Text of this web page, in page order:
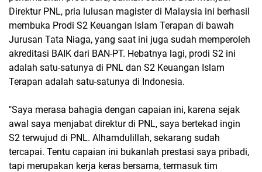
Direktur PNL, pria lulusan magister di Malaysia ini berhasil
membuka Prodi S2 Keuangan Islam Terapan di bawah
Jurusan Tata Niaga, yang saat ini juga sudah memperoleh
akreditasi BAIK dari BAN-PT. Hebatnya lagi, prodi S2 ini
adalah satu-satunya di PNL dan S2 Keuangan Islam
Terapan adalah satu-satunya di Indonesia.
"Saya merasa bahagia dengan capaian ini, karena sejak
awal saya menjabat direktur di PNL, saya bertekad ingin
S2 terwujud di PNL. Alhamdulillah, sekarang sudah
tercapai. Tentu capaian ini bukanlah prestasi saya pribadi,
tapi merupakan kerja keras bersama, termasuk tim